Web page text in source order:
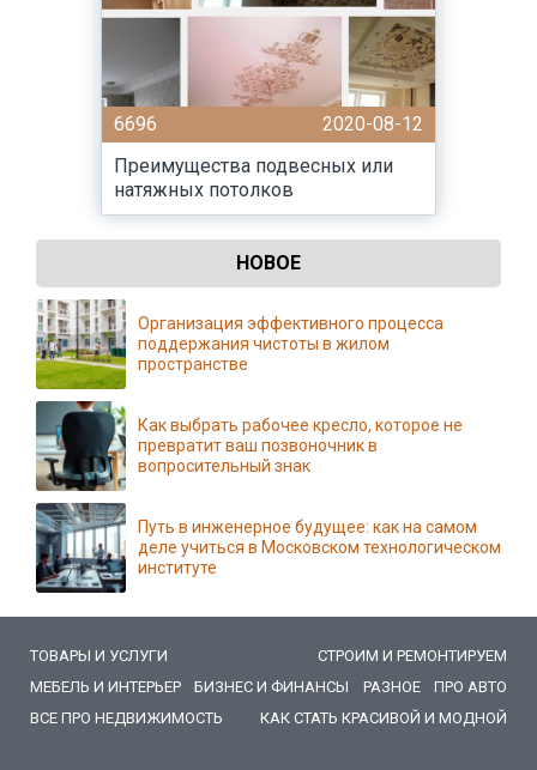
6696
2020-08-12
Преимущества подвесных или
натяжных потолков
НОВОЕ
Организация эффективного процесса
поддержания чистоты в жилом
пространстве
Как выбрать рабочее кресло, которое не
превратит ваш позвоночник в
вопросительный знак
Путь в инженерное будущее: как на самом
деле учиться в Московском технологическом
институте
ТОВАРЫ И УСЛУГИ
СТРОИМ И РЕМОНТИРУЕМ
МЕБЕЛЬ И ИНТЕРЬЕР
БИЗНЕС И ФИНАНСЫ РАЗНОЕ
ПРО АВТО
ВСЕ ПРО НЕДВИЖИМОСТЬ
КАК СТАТЬ КРАСИВОЙ И МОДНОЙ